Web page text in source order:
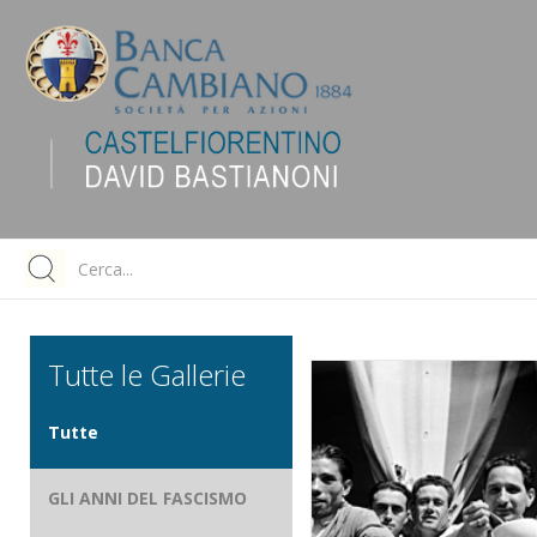
Tutte le Gallerie
Tutte
GLI ANNI DEL FASCISMO